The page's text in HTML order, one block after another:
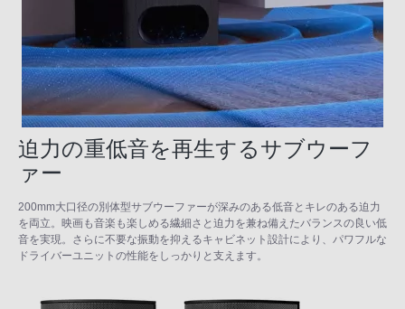
迫力の重低音を再生するサブウーフ
ァー
200mm大口径の別体型サブウーファーが深みのある低音とキレのある迫力
を両立。映画も音楽も楽しめる繊細さと迫力を兼ね備えたバランスの良い低
音を実現。さらに不要な振動を抑えるキャビネット設計により、パワフルな
ドライバーユニットの性能をしっかりと支えます。